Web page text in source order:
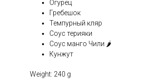
Огурец
Гребешок
Темпурный кляр
Соус терияки
Соус манго Чили 🌶️
Кунжут
Weight: 240 g